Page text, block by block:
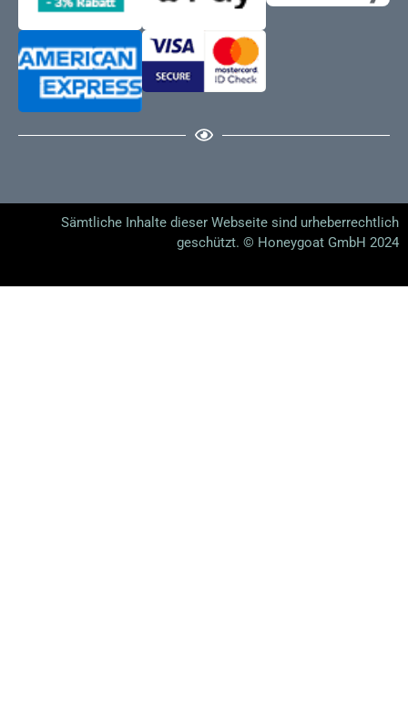
Sämtliche Inhalte dieser Webseite sind urheberrechtlich
geschützt. © Honeygoat GmbH 2024